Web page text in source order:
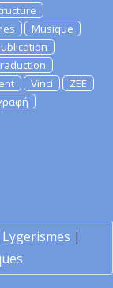
Musique
Vinci
ZEE
Lygerismes |